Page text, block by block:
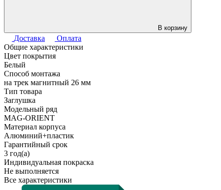
В корзину
Доставка
Оплата
Общие характеристики
Цвет покрытия
Белый
Способ монтажа
на трек магнитный 26 мм
Тип товара
Заглушка
Модельный ряд
MAG-ORIENT
Материал корпуса
Алюминий+пластик
Гарантийный срок
3 год(а)
Индивидуальная покраска
Не выполняется
Все характеристики